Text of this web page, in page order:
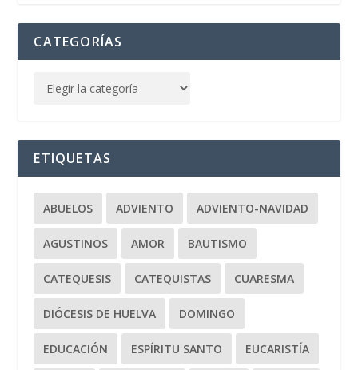
CATEGORÍAS
ETIQUETAS
ABUELOS ADVIENTO ADVIENTO-NAVIDAD
AGUSTINOS AMOR BAUTISMO
CATEQUESIS CATEQUISTAS CUARESMA
DIÓCESIS DE HUELVA DOMINGO
EDUCACIÓN ESPÍRITU SANTO EUCARISTÍA